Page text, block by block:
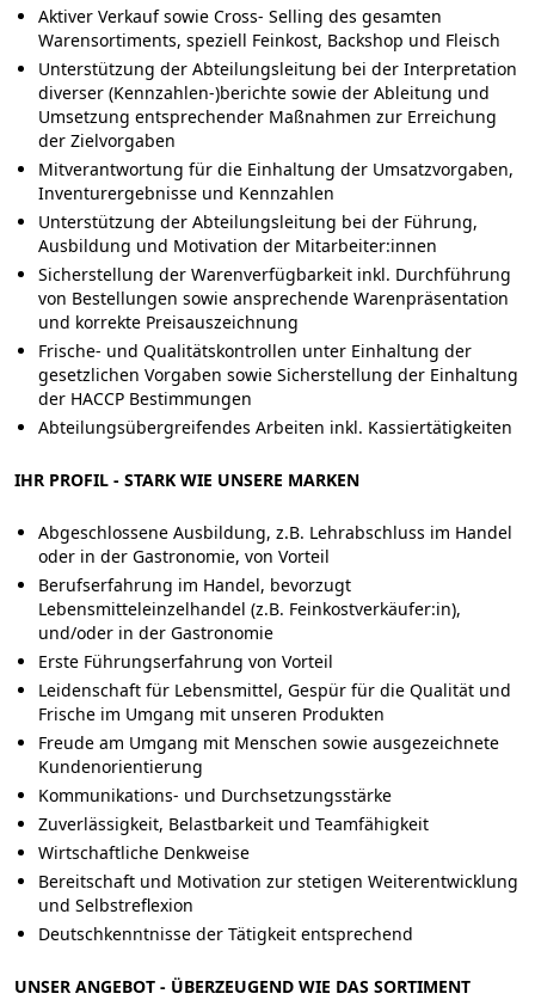
Aktiver Verkauf sowie Cross- Selling des gesamten
Warensortiments, speziell Feinkost, Backshop und Fleisch
Unterstützung der Abteilungsleitung bei der Interpretation
diverser (Kennzahlen-)berichte sowie der Ableitung und
Umsetzung entsprechender Maßnahmen zur Erreichung
der Zielvorgaben
Mitverantwortung für die Einhaltung der Umsatzvorgaben,
Inventurergebnisse und Kennzahlen
Unterstützung der Abteilungsleitung bei der Führung,
Ausbildung und Motivation der Mitarbeiter:innen
Sicherstellung der Warenverfügbarkeit inkl. Durchführung
von Bestellungen sowie ansprechende Warenpräsentation
und korrekte Preisauszeichnung
Frische- und Qualitätskontrollen unter Einhaltung der
gesetzlichen Vorgaben sowie Sicherstellung der Einhaltung
der HACCP Bestimmungen
Abteilungsübergreifendes Arbeiten inkl. Kassiertätigkeiten
IHR PROFIL - STARK WIE UNSERE MARKEN
Abgeschlossene Ausbildung, z.B. Lehrabschluss im Handel
oder in der Gastronomie, von Vorteil
Berufserfahrung im Handel, bevorzugt
Lebensmitteleinzelhandel (z.B. Feinkostverkäufer:in),
und/oder in der Gastronomie
Erste Führungserfahrung von Vorteil
Leidenschaft für Lebensmittel, Gespür für die Qualität und
Frische im Umgang mit unseren Produkten
Freude am Umgang mit Menschen sowie ausgezeichnete
Kundenorientierung
Kommunikations- und Durchsetzungsstärke
Zuverlässigkeit, Belastbarkeit und Teamfähigkeit
Wirtschaftliche Denkweise
Bereitschaft und Motivation zur stetigen Weiterentwicklung
und Selbstreflexion
Deutschkenntnisse der Tätigkeit entsprechend
UNSER ANGEBOT - ÜBERZEUGEND WIE DAS SORTIMENT